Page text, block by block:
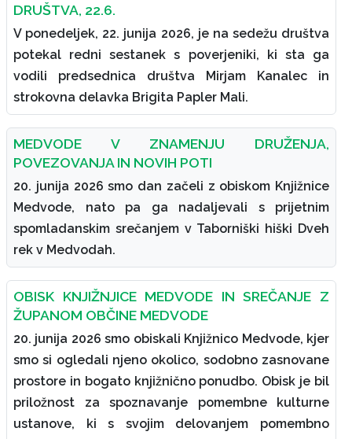
DRUŠTVA, 22.6.
V ponedeljek, 22. junija 2026, je na sedežu društva
potekal redni sestanek s poverjeniki, ki sta ga
vodili predsednica društva Mirjam Kanalec in
strokovna delavka Brigita Papler Mali.
MEDVODE V ZNAMENJU DRUŽENJA,
POVEZOVANJA IN NOVIH POTI
20. junija 2026 smo dan začeli z obiskom Knjižnice
Medvode, nato pa ga nadaljevali s prijetnim
spomladanskim srečanjem v Taborniški hiški Dveh
rek v Medvodah.
OBISK KNJIŽNJICE MEDVODE IN SREČANJE Z
ŽUPANOM OBČINE MEDVODE
20. junija 2026 smo obiskali Knjižnico Medvode, kjer
smo si ogledali njeno okolico, sodobno zasnovane
prostore in bogato knjižnično ponudbo. Obisk je bil
priložnost za spoznavanje pomembne kulturne
ustanove, ki s svojim delovanjem pomembno